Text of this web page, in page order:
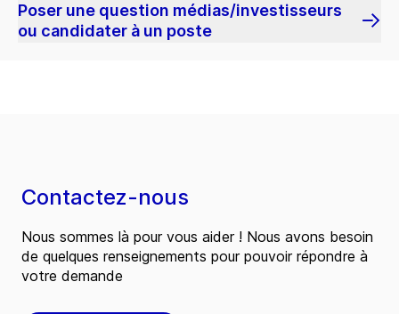
Poser une question médias/investisseurs
ou candidater à un poste
Contactez-nous
Nous sommes là pour vous aider ! Nous avons besoin
de quelques renseignements pour pouvoir répondre à
votre demande